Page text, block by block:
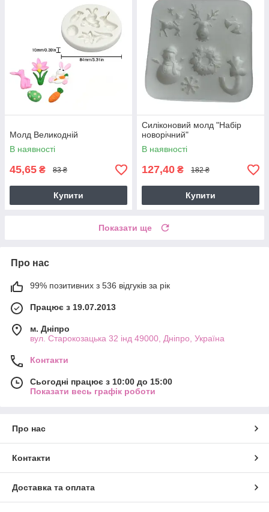
Молд Великодній
В наявності
45,65 ₴ 83 ₴
Купити
Силіконовий молд "Набір
новорічний"
В наявності
127,40 ₴ 182 ₴
Купити
Показати ще
Про нас
99% позитивних з 536 відгуків за рік
Працює з 19.07.2013
м. Дніпро
вул. Старокозацька 32 інд 49000, Дніпро, Україна
Контакти
Сьогодні працює з 10:00 до 15:00
Показати весь графік роботи
Про нас
Контакти
Доставка та оплата